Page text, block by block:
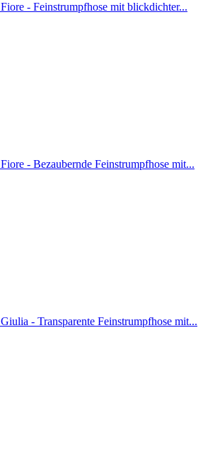
Fiore - Feinstrumpfhose mit blickdichter...
Fiore - Bezaubernde Feinstrumpfhose mit...
Giulia - Transparente Feinstrumpfhose mit...